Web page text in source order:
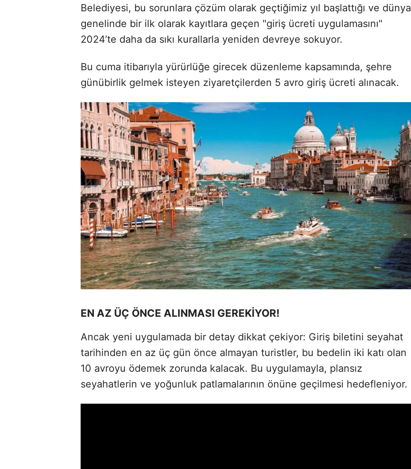
Belediyesi, bu sorunlara çözüm olarak geçtiğimiz yıl başlattığı ve dünya
genelinde bir ilk olarak kayıtlara geçen "giriş ücreti uygulamasını"
2024’te daha da sıkı kurallarla yeniden devreye sokuyor.
Bu cuma itibarıyla yürürlüğe girecek düzenleme kapsamında, şehre
günübirlik gelmek isteyen ziyaretçilerden 5 avro giriş ücreti alınacak.
EN AZ ÜÇ ÖNCE ALINMASI GEREKİYOR!
Ancak yeni uygulamada bir detay dikkat çekiyor: Giriş biletini seyahat
tarihinden en az üç gün önce almayan turistler, bu bedelin iki katı olan
10 avroyu ödemek zorunda kalacak. Bu uygulamayla, plansız
seyahatlerin ve yoğunluk patlamalarının önüne geçilmesi hedefleniyor.